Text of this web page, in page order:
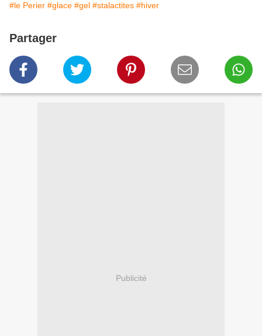
#le Perier #glace #gel #stalactites #hiver
Partager
Publicité